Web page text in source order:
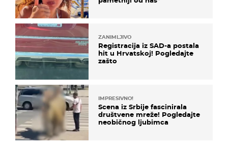
ZANIMLJIVO
Registracija iz SAD-a postala
hit u Hrvatskoj! Pogledajte
zašto
IMPRESIVNO!
Scena iz Srbije fascinirala
društvene mreže! Pogledajte
neobičnog ljubimca